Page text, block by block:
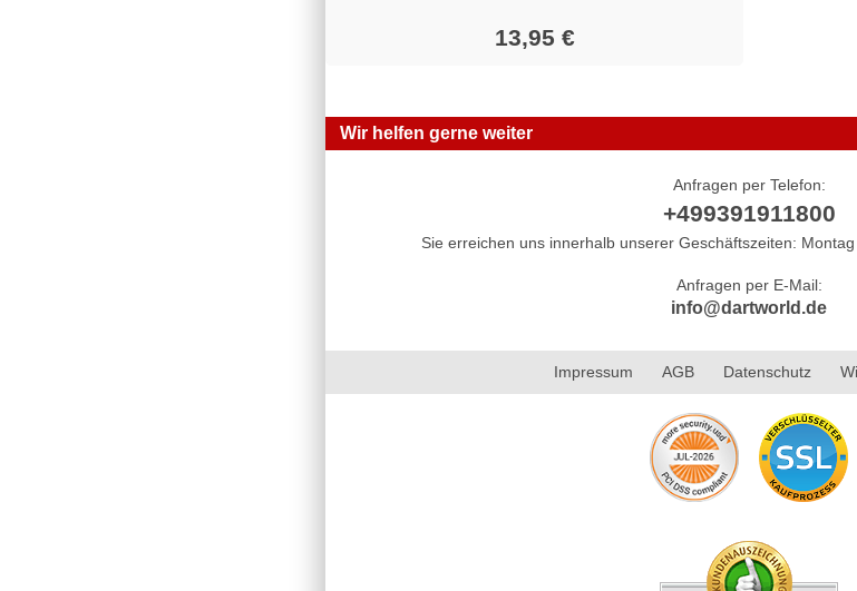
13,95 €
Wir helfen gerne weiter
Anfragen per Telefon:
+499391911800
Sie erreichen uns innerhalb unserer Geschäftszeiten:
Anfragen per E-Mail:
info@dartworld.de
Impressum AGB Datenschutz